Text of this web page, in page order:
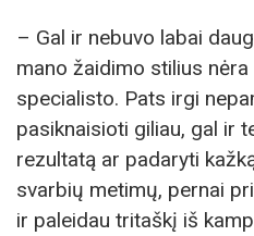
– Gal ir nebuvo labai
mano žaidimo stilius
specialisto. Pats irgi
pasiknaisioti giliau, gal ir
rezultatą ar padaryti
svarbių metimų, pernai
ir paleidau tritaškį iš